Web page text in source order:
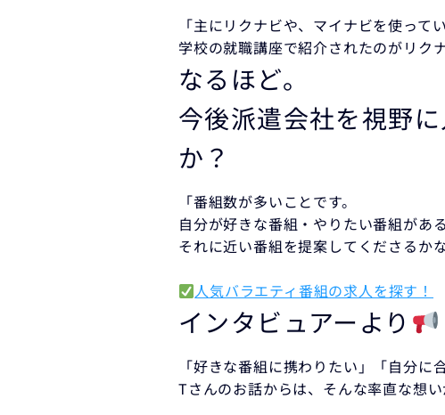
「主にリクナビや、マイナビを使ってい
学校の就職講座で紹介されたのがリク
なるほど。
今後派遣会社を視野
か？
「番組数が多いことです。
自分が好きな番組・やりたい番組がある
それに近い番組を提案してくださるか
人気バラエティ番組の求人を探す！
インタビュアーより
「好きな番組に携わりたい」「自分に
Tさんのお話からは、そんな率直な想い